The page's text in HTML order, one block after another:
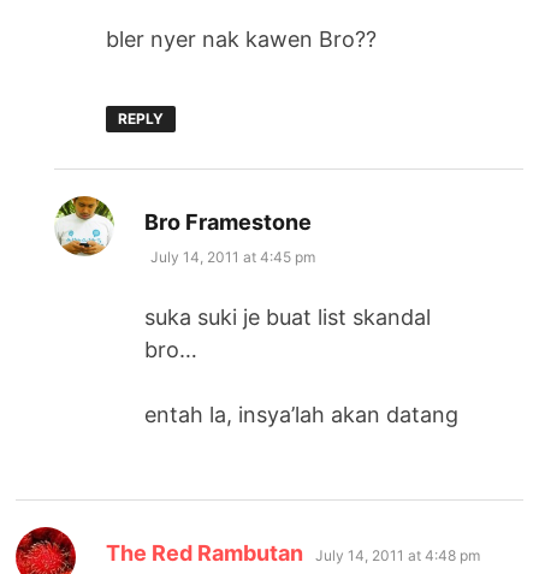
bler nyer nak kawen Bro??
REPLY
Bro Framestone
July 14, 2011 at 4:45 pm
suka suki je buat list skandal
bro…
entah la, insya’lah akan datang
The Red Rambutan says:
July 14, 2011 at 4:48 pm